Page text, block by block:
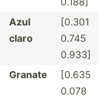
Azul
claro
[0.301
0.745
0.933]
Granate
[0.635
0.078